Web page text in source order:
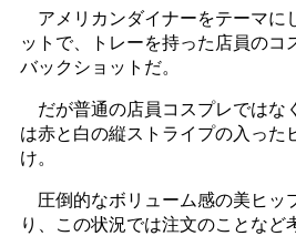
アメリカンダイナーをテーマに
ットで、トレーを持った店員のコ
バックショットだ。
だが普通の店員コスプレではな
は赤と白の縦ストライプの入った
け。
圧倒的なボリューム感の美ヒッ
り、この状況では注文のことなど